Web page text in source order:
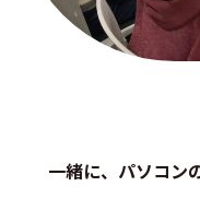
一緒に、パソコン